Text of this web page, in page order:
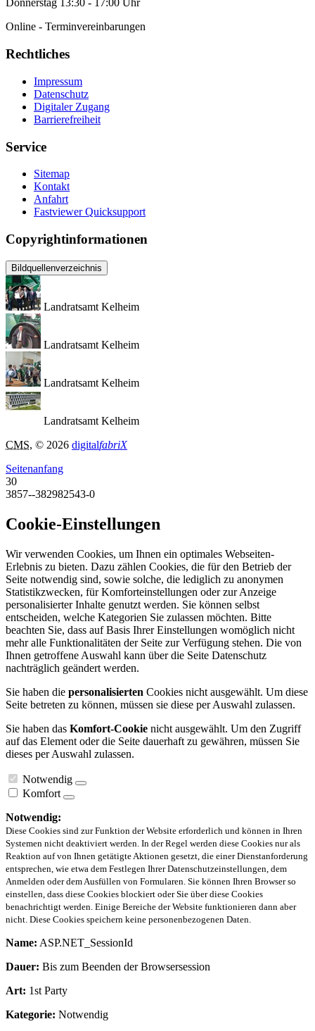
Donnerstag 13:30 - 17:00 Uhr
Online - Terminvereinbarungen
Rechtliches
Impressum
Datenschutz
Digitaler Zugang
Barrierefreiheit
Service
Sitemap
Kontakt
Anfahrt
Fastviewer Quicksupport
Copyrightinformationen
Bildquellenverzeichnis
Landratsamt Kelheim
Landratsamt Kelheim
Landratsamt Kelheim
Landratsamt Kelheim
CMS, © 2026 digitalfabriX
Seitenanfang
30
3857--382982543-0
Cookie-Einstellungen
Wir verwenden Cookies, um Ihnen ein optimales Webseiten-
Erlebnis zu bieten. Dazu zählen Cookies, die für den Betrieb der
Seite notwendig sind, sowie solche, die lediglich zu anonymen
Statistikzwecken, für Komforteinstellungen oder zur Anzeige
personalisierter Inhalte genutzt werden. Sie können selbst
entscheiden, welche Kategorien Sie zulassen möchten. Bitte
beachten Sie, dass auf Basis Ihrer Einstellungen womöglich nicht
mehr alle Funktionalitäten der Seite zur Verfügung stehen. Die von
Ihnen getroffene Auswahl kann über die Seite Datenschutz
nachträglich geändert werden.
Sie haben die personalisierten Cookies nicht ausgewählt. Um diese
Seite betreten zu können, müssen sie diese per Auswahl zulassen.
Sie haben das Komfort-Cookie nicht ausgewählt. Um den Zugriff
auf das Element oder die Seite dauerhaft zu gewähren, müssen Sie
dieses per Auswahl zulassen.
Notwendig
Komfort
Notwendig:
Diese Cookies sind zur Funktion der Website erforderlich und können in Ihren
Systemen nicht deaktiviert werden. In der Regel werden diese Cookies nur als
Reaktion auf von Ihnen getätigte Aktionen gesetzt, die einer Dienstanforderung
entsprechen, wie etwa dem Festlegen Ihrer Datenschutzeinstellungen, dem
Anmelden oder dem Ausfüllen von Formularen. Sie können Ihren Browser so
einstellen, dass diese Cookies blockiert oder Sie über diese Cookies
benachrichtigt werden. Einige Bereiche der Website funktionieren dann aber
nicht. Diese Cookies speichern keine personenbezogenen Daten.
Name: ASP.NET_SessionId
Dauer: Bis zum Beenden der Browsersession
Art: 1st Party
Kategorie: Notwendig